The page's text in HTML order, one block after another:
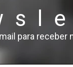
para receber